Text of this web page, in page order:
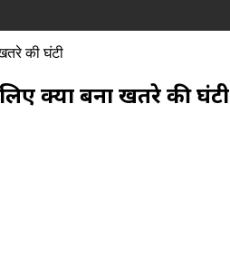
की घंटी
क्यों बना खतरे की घंटी